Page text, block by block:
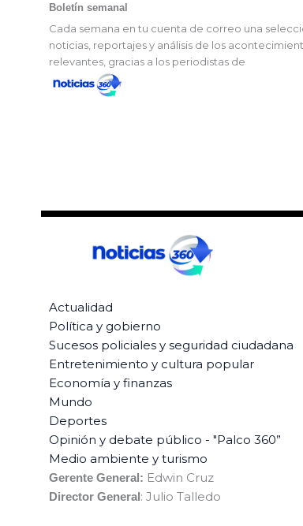
Boletín semanal
Cada semana en tu cuenta de correo una
noticias, reportajes y análisis de los
relevantes, gracias a los periodistas de
Actualidad
Política y gobierno
Sucesos policiales y seguridad ciudadana
Entretenimiento y cultura popular
Economía y finanzas
Mundo
Deportes
Opinión y debate público - "Palco 360”
Medio ambiente y turismo
Gerente General: Edwin Cruz
Director General: Julio Talledo